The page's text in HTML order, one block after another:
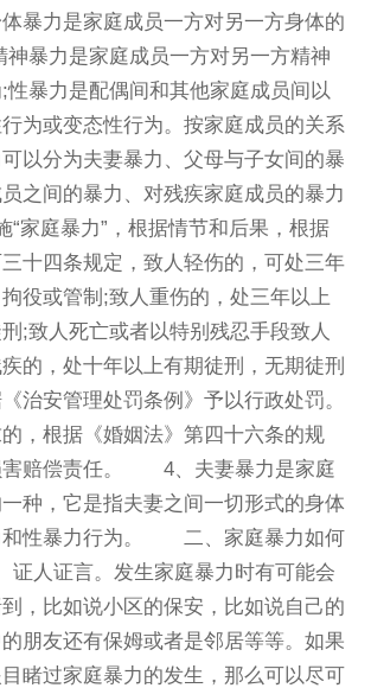
暴力是家庭成员一方对另一方身体的
神暴力是家庭成员一方对另一方精神
性暴力是配偶间和其他家庭成员间以
为或变态性行为。按家庭成员的关系
以分为夫妻暴力、父母与子女间的暴
之间的暴力、对残疾家庭成员的暴力
庭暴力”，根据情节和后果，根据
三十四条规定，致人轻伤的，可处三年
役或管制;致人重伤的，处三年以上
;致人死亡或者以特别残忍手段致人
的，处十年以上有期徒刑，无期徒刑
治安管理处罚条例》予以行政处罚。
，根据《婚姻法》第四十六条的规
害赔偿责任。 4、夫妻暴力是家庭
种，它是指夫妻之间一切形式的身体
和性暴力行为。 二、家庭暴力如何
人证言。发生家庭暴力时有可能会
，比如说小区的保安，比如说自己的
朋友还有保姆或者是邻居等等。如果
睹过家庭暴力的发生，那么可以尽可